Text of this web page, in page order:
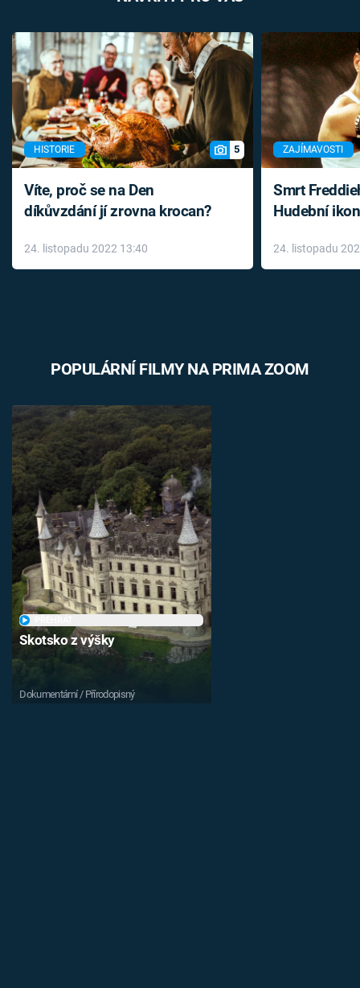
HISTORIE 5
Víte, proč se na Den
díkůvzdání jí zrovna krocan?
24. listopadu 2022 13:40
ZAJÍMAVOSTI
Smrt
Hudební
léky
24. listopadu
POPULÁRNÍ FILMY NA PRIMA ZOOM
Skotsko z výšky
Dokumentární / Přírodopisný